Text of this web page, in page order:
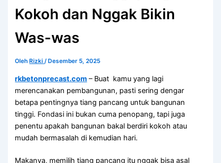
Kokoh dan Nggak Bikin
Was-was
Oleh Rizki/ Desember 5, 2025
rkbetonprecast.com – Buat kamu yang lagi
merencanakan pembangunan, pasti sering dengar
betapa pentingnya tiang pancang untuk bangunan
tinggi. Fondasi ini bukan cuma penopang, tapi juga
penentu apakah bangunan bakal berdiri kokoh atau
mudah bermasalah di kemudian hari.
Makanya, memilih tiang pancang itu nggak bisa asal